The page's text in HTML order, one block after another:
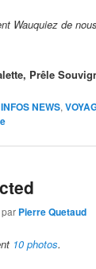
Wauquiez de
Prêle
INFOS NEWS,
par Pierre Quetaud
10 photos.